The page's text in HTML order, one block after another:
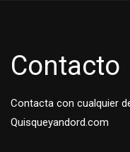
Contacto
Contacta con cualquier
Quisqueyandord.com